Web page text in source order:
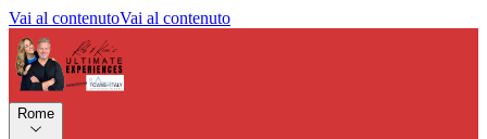
Vai al contenutoVai al contenuto
Rome